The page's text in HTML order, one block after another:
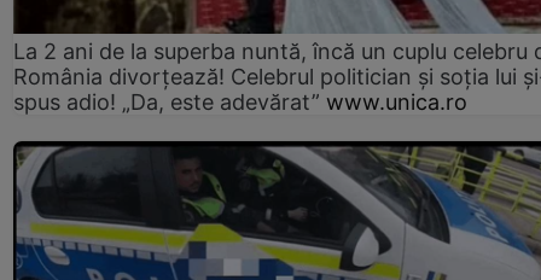
La 2 ani de la superba nuntă, încă un cuplu celebru
România divorțează! Celebrul politician și soția lui
spus adio! „Da, este adevărat” www.unica.ro